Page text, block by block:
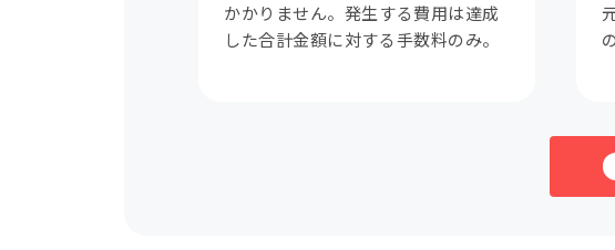
かかりません。発生する費用は達成
した合計金額に対する手数料のみ。